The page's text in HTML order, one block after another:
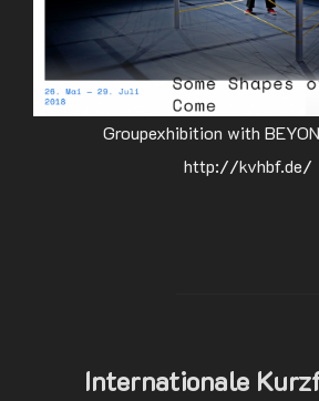
Groupexhibition with
http://kvhbf.de/
Internationale